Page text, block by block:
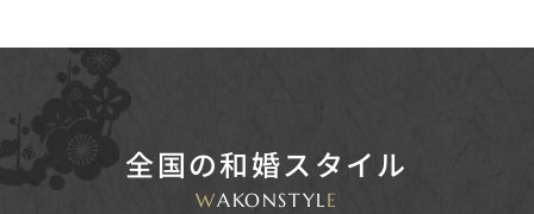
全国の和婚スタイル
WAKONSTYLE